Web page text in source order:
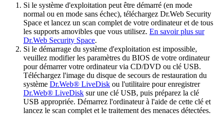
Si le système d'exploitation peut être démarré (en mode
normal ou en mode sans échec), téléchargez Dr.Web Security
Space et lancez un scan complet de votre ordinateur et de tous
les supports amovibles que vous utilisez. En savoir plus sur
Dr.Web Security Space.
Si le démarrage du système d'exploitation est impossible,
veuillez modifier les paramètres du BIOS de votre ordinateur
pour démarrer votre ordinateur via CD/DVD ou clé USB.
Téléchargez l'image du disque de secours de restauration du
système Dr.Web® LiveDisk ou l'utilitaire pour enregistrer
Dr.Web® LiveDisk sur une clé USB, puis préparez la clé
USB appropriée. Démarrez l'ordinateur à l'aide de cette clé et
lancez le scan complet et le traitement des menaces détectées.